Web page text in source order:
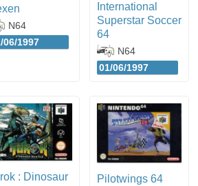
N64
06/1997
International
Superstar Soccer
64
N64
01/06/1997
: Dinosaur
Pilotwings 64